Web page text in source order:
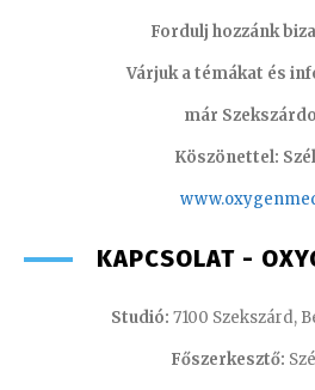
Fordulj hozzánk
Várjuk a témákat és
már
Köszönettel:
KAPCSOLAT -
Studió: 7100 Szekszárd,
Főszerkesztő: